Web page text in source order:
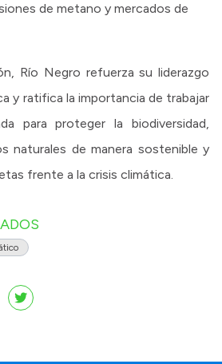
de metano y mercados de
Río Negro refuerza su liderazgo
y ratifica la importancia de trabajar
para proteger la biodiversidad,
naturales de manera sostenible y
frente a la crisis climática.